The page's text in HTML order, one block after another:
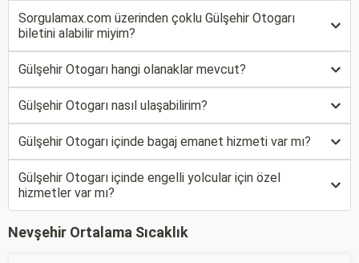
Sorgulamax.com üzerinden çoklu Gülşehir Otogarı
biletini alabilir miyim?
Gülşehir Otogarı hangi olanaklar mevcut?
Gülşehir Otogarı nasıl ulaşabilirim?
Gülşehir Otogarı içinde bagaj emanet hizmeti var mı?
Gülşehir Otogarı içinde engelli yolcular için özel
hizmetler var mı?
Nevşehir Ortalama Sıcaklık